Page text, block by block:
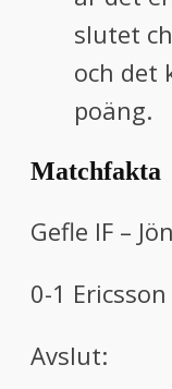
slutet
och det
poäng.
Matchfakta
Gefle IF –
0-1 Ericsson
Avslut: